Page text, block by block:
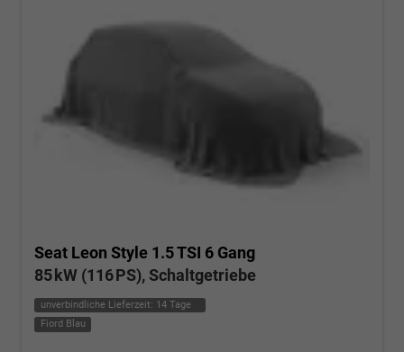
Seat Leon Style 1.5 TSI 6 Gang
85 kW (116 PS), Schaltgetriebe
unverbindliche Lieferzeit: 14 Tage
Fiord Blau